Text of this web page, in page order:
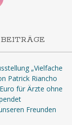
„Vielfache
Patrick Riancho
für Ärzte ohne
Freunden